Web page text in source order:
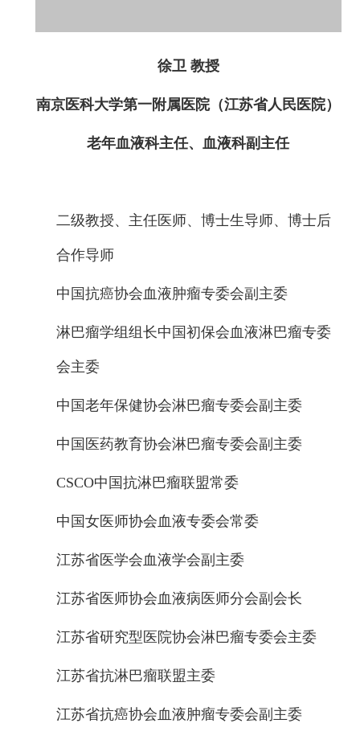
徐卫 教授
南京医科大学第一附属医院（江苏省人民医院）
老年血液科主任、血液科副主任
二级教授、主任医师、博士生导师、博士后
合作导师
中国抗癌协会血液肿瘤专委会副主委
淋巴瘤学组组长中国初保会血液淋巴瘤专委
会主委
中国老年保健协会淋巴瘤专委会副主委
中国医药教育协会淋巴瘤专委会副主委
CSCO中国抗淋巴瘤联盟常委
中国女医师协会血液专委会常委
江苏省医学会血液学会副主委
江苏省医师协会血液病医师分会副会长
江苏省研究型医院协会淋巴瘤专委会主委
江苏省抗淋巴瘤联盟主委
江苏省抗癌协会血液肿瘤专委会副主委